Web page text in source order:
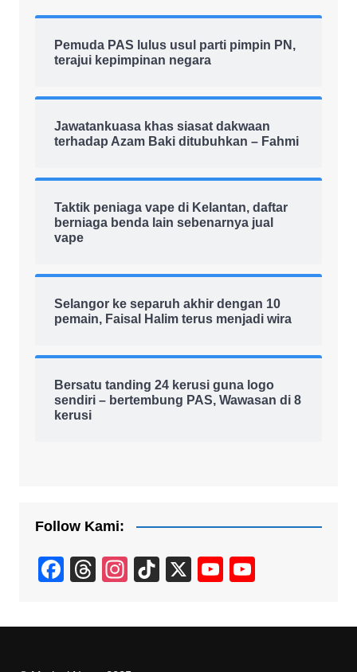
Pemuda PAS lulus usul parti pimpin PN,
terajui kepimpinan negara
Jawatankuasa khas siasat dakwaan
terhadap Azam Baki ditubuhkan – Fahmi
Taktik peniaga vape di Kelantan, daftar
berniaga benda lain sebenarnya jual
vape
Selangor ke separuh akhir dengan 10
pemain, Faisal Halim terus menjadi wira
Bersatu tanding 24 kerusi guna logo
sendiri – bertembung PAS, Wawasan di 8
kerusi
Follow Kami:
F
c
T
e
In
a
Ti
T
X
Y
u
u